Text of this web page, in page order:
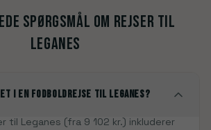
spørgsmål om rejser til
Leganes
i en fodboldrejse til Leganes?
til Leganes (fra 9 102 kr.) inkluderer